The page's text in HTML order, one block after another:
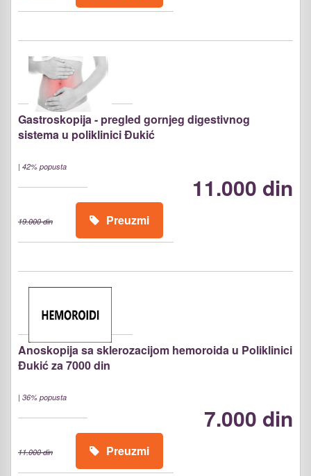
Gastroskopija - pregled gornjeg digestivnog
sistema u poliklinici Đukić
| 42% popusta
11.000 din
19.000 din Preuzmi
Anoskopija sa sklerozacijom hemoroida u Poliklinici
Đukić za 7000 din
| 36% popusta
7.000 din
11.000 din Preuzmi